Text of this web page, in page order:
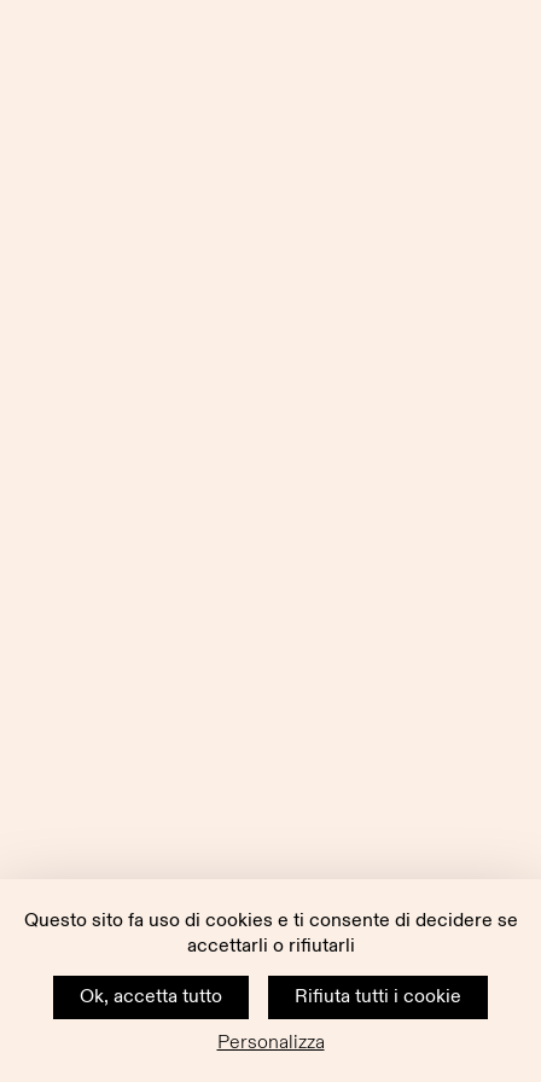
Questo sito fa uso di cookies e ti consente di decidere se
accettarli o rifiutarli
Ok, accetta tutto
Rifiuta tutti i cookie
Personalizza